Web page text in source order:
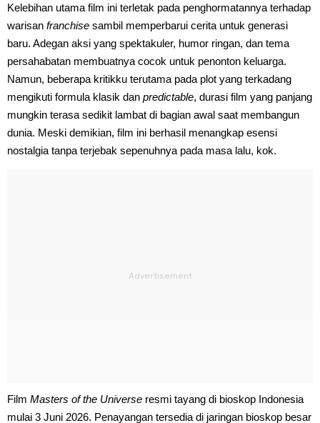
Kelebihan utama film ini terletak pada penghormatannya terhadap
warisan franchise sambil memperbarui cerita untuk generasi
baru. Adegan aksi yang spektakuler, humor ringan, dan tema
persahabatan membuatnya cocok untuk penonton keluarga.
Namun, beberapa kritikku terutama pada plot yang terkadang
mengikuti formula klasik dan predictable, durasi film yang panjang
mungkin terasa sedikit lambat di bagian awal saat membangun
dunia. Meski demikian, film ini berhasil menangkap esensi
nostalgia tanpa terjebak sepenuhnya pada masa lalu, kok.
Film Masters of the Universe resmi tayang di bioskop Indonesia
mulai 3 Juni 2026. Penayangan tersedia di jaringan bioskop besar